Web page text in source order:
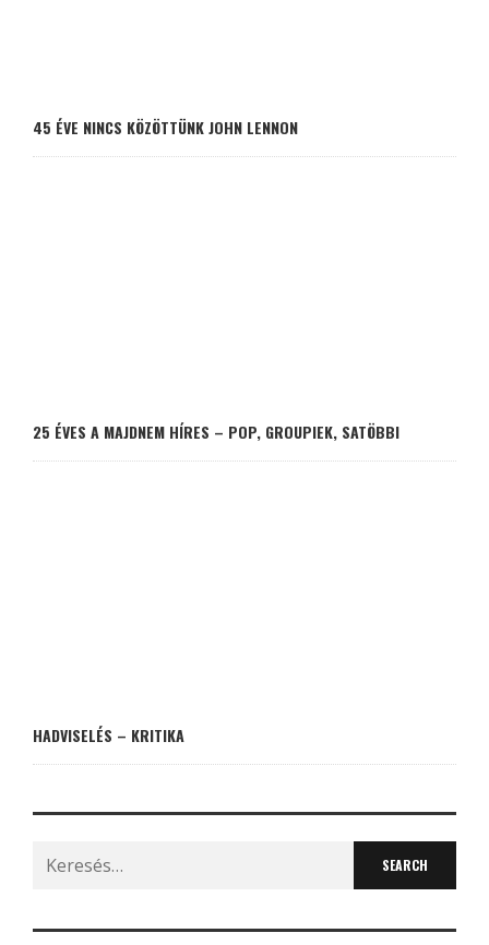
45 ÉVE NINCS KÖZÖTTÜNK JOHN LENNON
25 ÉVES A MAJDNEM HÍRES – POP, GROUPIEK, SATÖBBI
HADVISELÉS – KRITIKA
Search
for: